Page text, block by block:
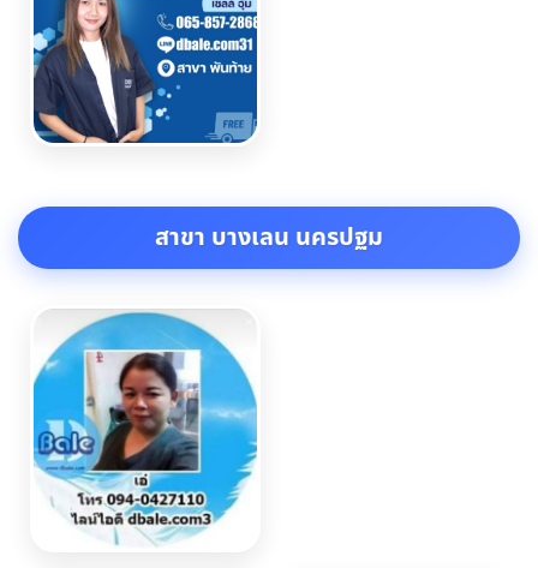
สาขา บางเลน นครปฐม